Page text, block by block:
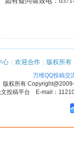
心 | 欢迎合作 | 版权所有
万维QQ投稿交
版权所有
文投稿平台 E-mail：